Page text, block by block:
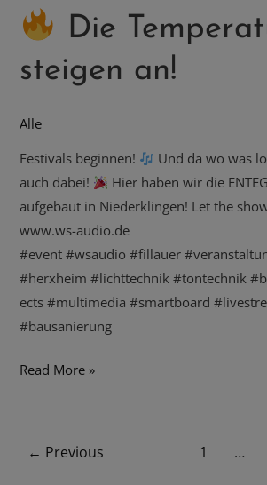
Die
steigen an!
Alle
Festivals beginnen!
Und da wo was
auch dabei!
Hier haben wir die
aufgebaut in Niederklingen! Let the
www.ws-audio.de
#event #wsaudio #fillauer
#herxheim #lichttechnik #tontechnik
ects #multimedia #smartboard
#bausanierung
Read More »
← Previous 1 …